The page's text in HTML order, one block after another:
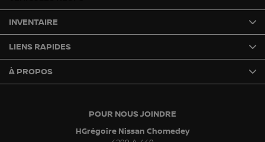
POUR NOUS JOINDRE
HGrégoire Nissan Chomedey
INVENTAIRE
LIENS RAPIDES
À PROPOS